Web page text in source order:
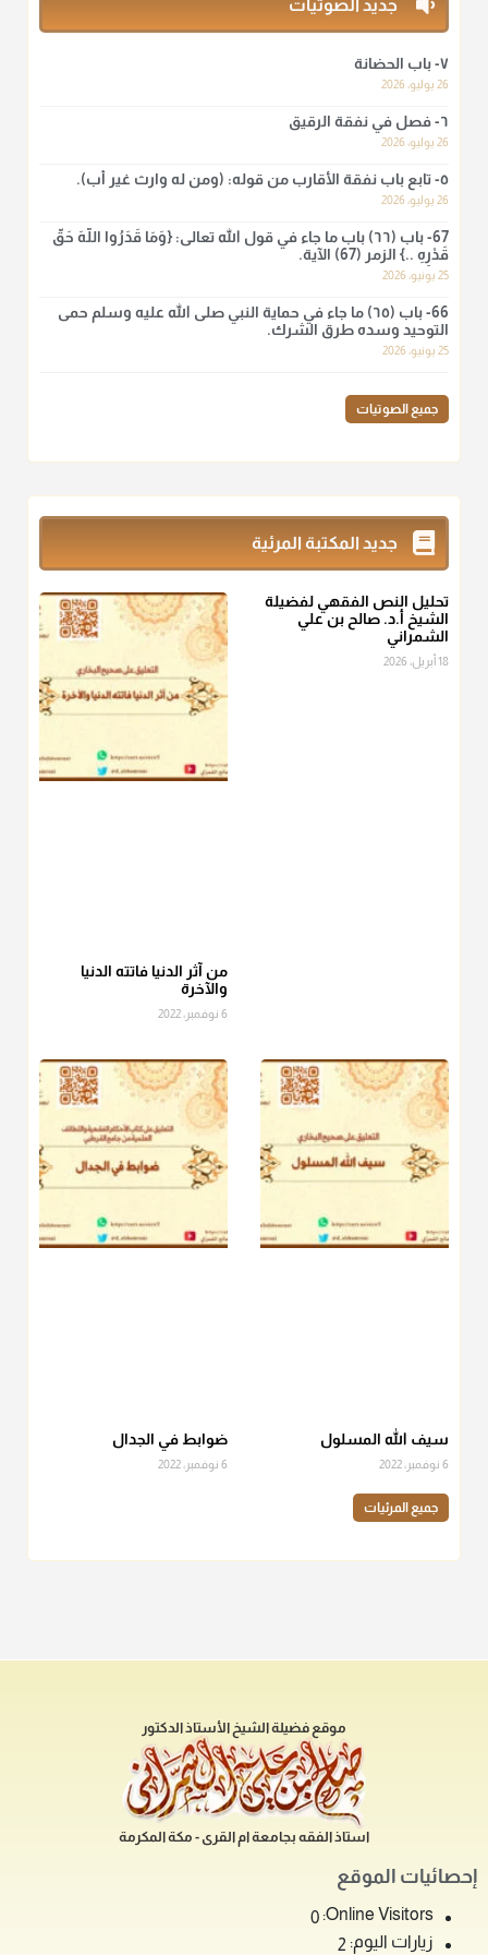
لا أعلم لدعاء ختم القرآن في الصلاة أصلاً صحيحاً يعتمد عليه من سنة
الرسول صلى الله عليه وسلّم، ولا من عمل الصحابة رضي الله
منذ 3 شهر
أ.د. صالح الشمراني
نرى اليوم بأبصارنا بعض ما رأى العلماء ببصائرهم: "والرافضة ليس
لهم سعي إلا في هدم الإسلام و نقض عراه...فأيامهم في الإسلام
كلها سود" ابن تيمية.
أ.د. صالح الشمراني
المعتدلين غير مقبوضتين ولا مبسوطتين أربع مرات من الرز أو البر
أو التمر أو اللحم
منذ 3 شهر
، فإلم يعلم إلا بعد ذلك لم تجزه لقولهﷺ:
الصاع..فمن شق عليه إخراج الطعام هذه الأيام وأراد إخراج القيمة
أ.د. صالح الشمراني
دفعزكاة الفطرللمسكين القريب صدقة وصلة وهو أفضل من
دفعها للبعيد ولا تغرك مظاهر ووظائف بعض الأقارب فإن
منذ 3 شهر
جديد الصوتيات
٧- باب الحضانة
26 يوليو، 2026
٦- فصل في نفقة الرقيق
26 يوليو، 2026
٥- تابع باب نفقة الأقارب من قوله: (ومن له وارث غير أب).
26 يوليو، 2026
67- باب (٦٦) باب ما جاء في قول الله تعالى: {وَمَا قَدَرُوا اللَّهَ حَقَّ
قَدْرِهِ ..} الزمر (67) الآية.
25 يونيو، 2026
66- باب (٦٥) ما جاء في حماية النبي صلى الله عليه وسلم حمى
التوحيد وسده طرق الشرك.
25 يونيو، 2026
جميع الصوتيات
جديد المكتبة المرئية
تحليل النص الفقهي لفضيلة
الشيخ أ.د. صالح بن علي
الشمراني
18 أبريل، 2026
من آثر الدنيا فاتته الدنيا
والآخرة
6 نوفمبر، 2022
سيف الله المسلول
6 نوفمبر، 2022
ضوابط في الجدال
6 نوفمبر، 2022
جميع المرئيات
موقع فضيلة الشيخ الأستاذ الدكتور
استاذ الفقه بجامعة ام القرى - مكة المكرمة
إحصائيات الموقع
Online Visitors:
0
زيارات اليوم: 2